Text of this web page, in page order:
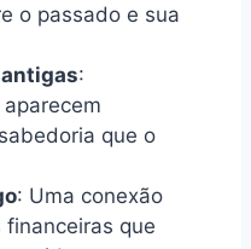
o passado e sua
:
que o
: Uma conexão
que